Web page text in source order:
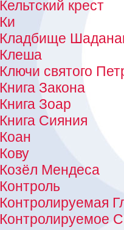
Кельтский крест
Ки
Кладбище
Клеша
Ключи святого
Книга Закона
Книга Зоар
Книга Сияния
Коан
Кову
Козёл Мендеса
Контроль
Контролируемая
Контролируемое